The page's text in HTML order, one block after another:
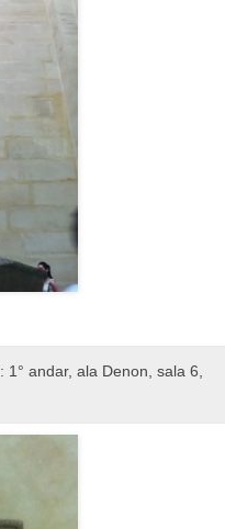
: 1° andar, ala Denon, sala 6,